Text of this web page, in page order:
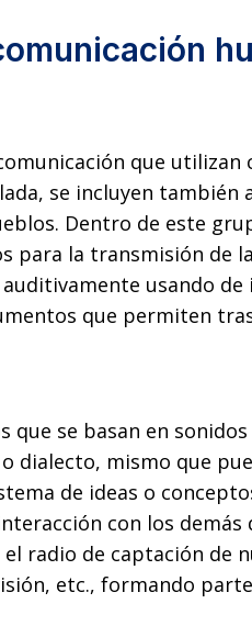
que
se incluyen
Dentro de este
para la transmisión
usando
que permiten
que se basan en
dialecto, mismo que
de ideas o
con los
radio de captación de
etc., formando